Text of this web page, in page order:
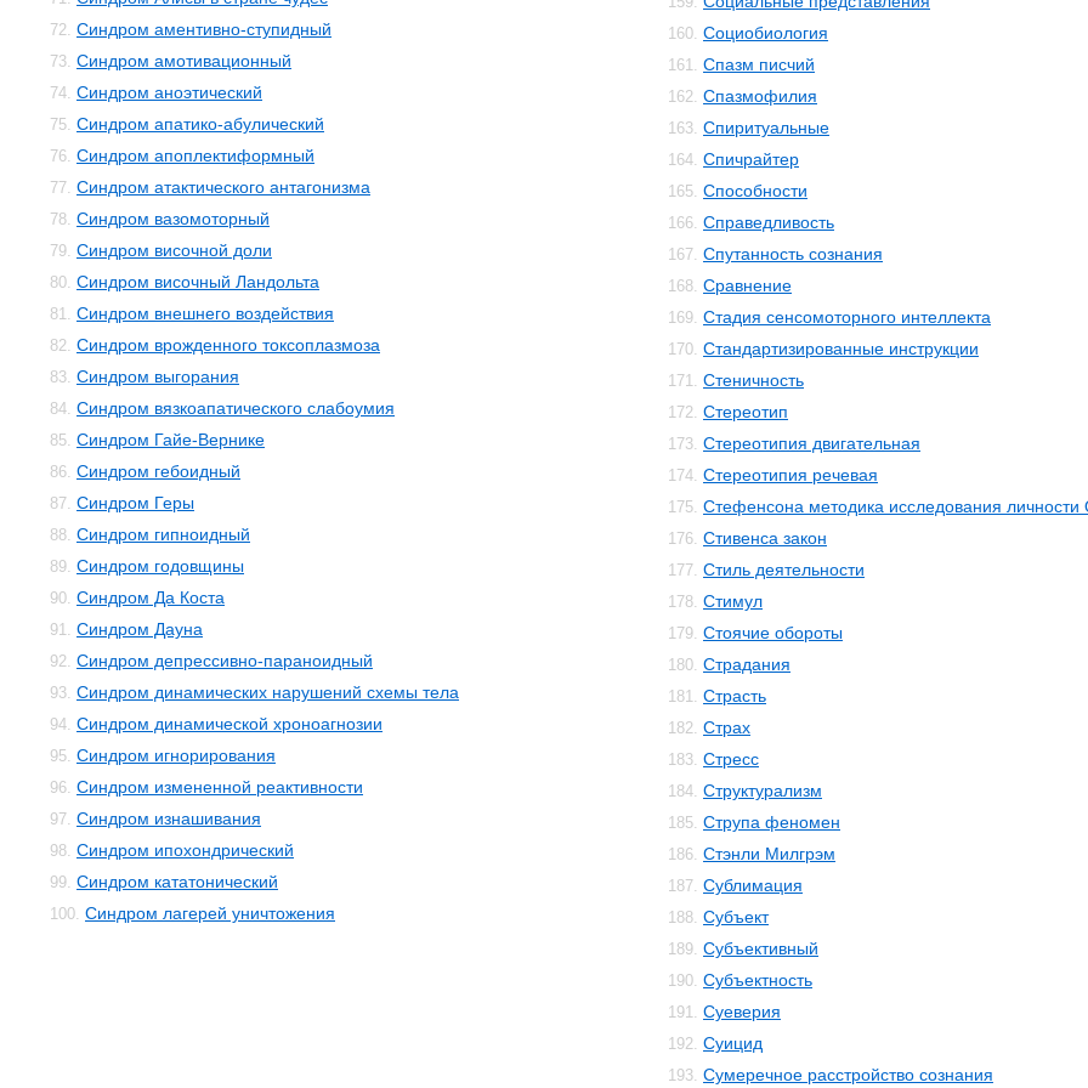
72. Синдром аментивно-ступидный
73. Синдром амотивационный
74. Синдром аноэтический
75. Синдром апатико-абулический
76. Синдром апоплектиформный
77. Синдром атактического антагонизма
78. Синдром вазомоторный
79. Синдром височной доли
80. Синдром височный Ландольта
81. Синдром внешнего воздействия
82. Синдром врожденного токсоплазмоза
83. Синдром выгорания
84. Синдром вязкоапатического слабоумия
85. Синдром Гайе-Вернике
86. Синдром гебоидный
87. Синдром Геры
88. Синдром гипноидный
89. Синдром годовщины
90. Синдром Да Коста
91. Синдром Дауна
92. Синдром депрессивно-параноидный
93. Синдром динамических нарушений схемы тела
94. Синдром динамической хроноагнозии
95. Синдром игнорирования
96. Синдром измененной реактивности
97. Синдром изнашивания
98. Синдром ипохондрический
99. Синдром кататонический
100. Синдром лагерей уничтожения
160. Социобиология
161. Спазм писчий
162. Спазмофилия
163. Спиритуальные
164. Спичрайтер
165. Способности
166. Справедливость
167. Спутанность сознания
168. Сравнение
169. Стадия сенсомоторного интеллекта
170. Стандартизированные инструкции
171. Стеничность
172. Стереотип
173. Стереотипия двигательная
174. Стереотипия речевая
175. Стефенсона методика исследования личности
176. Стивенса закон
177. Стиль деятельности
178. Стимул
179. Стоячие обороты
180. Страдания
181. Страсть
182. Страх
183. Стресс
184. Структурализм
185. Струпа феномен
186. Стэнли Милгрэм
187. Сублимация
188. Субъект
189. Субъективный
190. Субъектность
191. Суеверия
192. Суицид
193. Сумеречное расстройство сознания